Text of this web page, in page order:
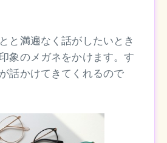
と満遍なく話がしたいとき
象のメガネをかけます。す
話かけてきてくれるので